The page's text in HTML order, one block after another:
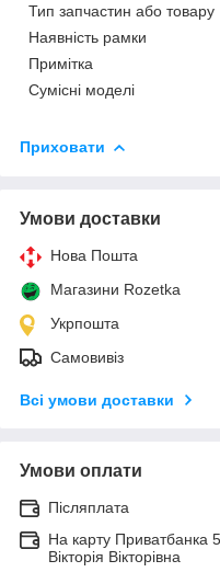
Тип запчастин або товару
Наявність рамки
Примітка
Сумісні моделі
Приховати
Умови доставки
Нова Пошта
Магазини Rozetka
Укрпошта
Самовивіз
Всі умови доставки
Умови оплати
Післяплата
На карту Приватбанка
Вікторія Вікторівна